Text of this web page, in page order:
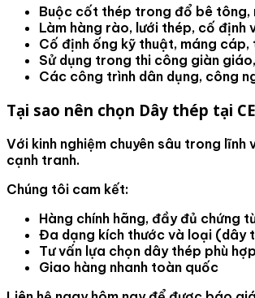
Buộc cốt thép trong đổ bê tông,
Làm hàng rào, lưới thép, cố định
Cố định ống kỹ thuật, máng
Sử dụng trong thi công giàn
Các công trình dân dụng, công
Tại sao nên chọn Dây thép tại
Với kinh nghiệm chuyên sâu trong lĩnh
cạnh tranh.
Chúng tôi cam kết:
Hàng chính hãng, đầy đủ chứng
Đa dạng kích thước và loại (dây
Tư vấn lựa chọn dây thép phù
Giao hàng nhanh toàn quốc